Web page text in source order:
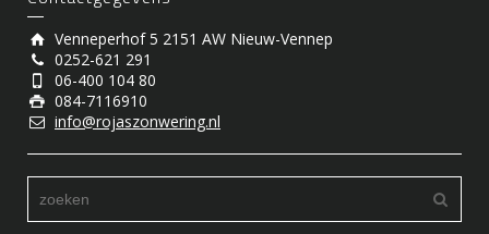
Venneperhof 5 2151 AW Nieuw-Vennep
0252-621 291
06-400 104 80
084-7116910
info@rojaszonwering.nl